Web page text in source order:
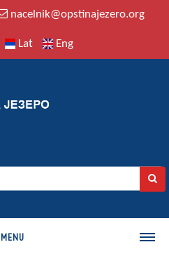
nacelnik@opstinajezero.org
Lat Eng
MENU